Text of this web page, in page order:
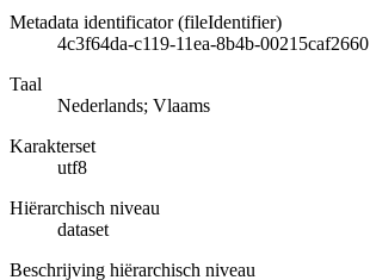
Metadata identificator (fileIdentifier)
4c3f64da-c119-11ea-8b4b-00215caf2660
Taal
Nederlands; Vlaams
Karakterset
utf8
Hiërarchisch niveau
dataset
Beschrijving hiërarchisch niveau